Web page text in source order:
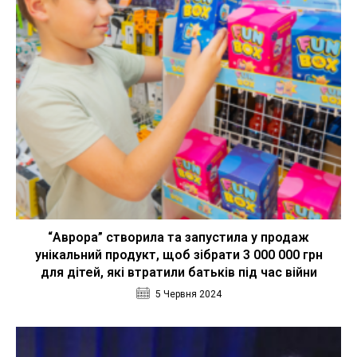
“Аврора” створила та запустила у продаж
унікальний продукт, щоб зібрати 3 000 000 грн
для дітей, які втратили батьків під час війни
5 Червня 2024